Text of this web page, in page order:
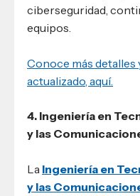
ciberseguridad,
equipos.
Conoce más detalles
actualizado, aquí.
4. Ingeniería en
y las
La Ingeniería en
y las